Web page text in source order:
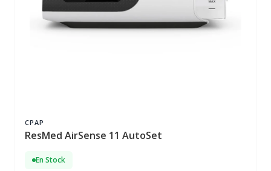
CPAP
ResMed AirSense 11 AutoSet
En Stock